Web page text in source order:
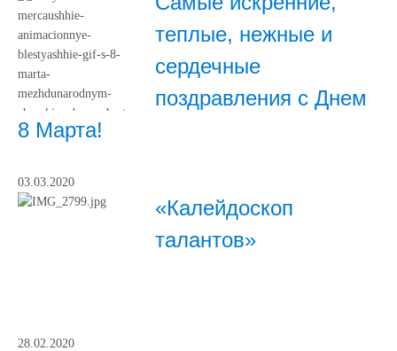
теплые, нежные и
сердечные
поздравления с Днем
8 Марта!
03.03.2020
«Калейдоскоп
талантов»
28.02.2020